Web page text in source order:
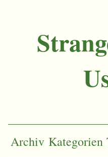
Archiv Kategorien